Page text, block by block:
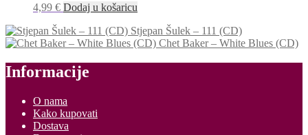
4,99 € Dodaj u košaricu
Stjepan Šulek ‎– 111 (CD)
Chet Baker – White Blues (CD)
Informacije
O nama
Kako kupovati
Dostava